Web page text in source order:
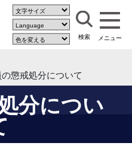
懲戒処分について
分につい